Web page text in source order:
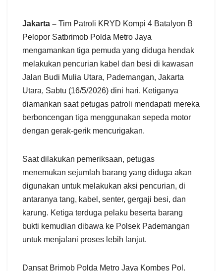
Jakarta – Tim Patroli KRYD Kompi 4 Batalyon B
Pelopor Satbrimob Polda Metro Jaya
mengamankan tiga pemuda yang diduga hendak
melakukan pencurian kabel dan besi di kawasan
Jalan Budi Mulia Utara, Pademangan, Jakarta
Utara, Sabtu (16/5/2026) dini hari. Ketiganya
diamankan saat petugas patroli mendapati mereka
berboncengan tiga menggunakan sepeda motor
dengan gerak-gerik mencurigakan.
Saat dilakukan pemeriksaan, petugas
menemukan sejumlah barang yang diduga akan
digunakan untuk melakukan aksi pencurian, di
antaranya tang, kabel, senter, gergaji besi, dan
karung. Ketiga terduga pelaku beserta barang
bukti kemudian dibawa ke Polsek Pademangan
untuk menjalani proses lebih lanjut.
Dansat Brimob Polda Metro Jaya Kombes Pol.